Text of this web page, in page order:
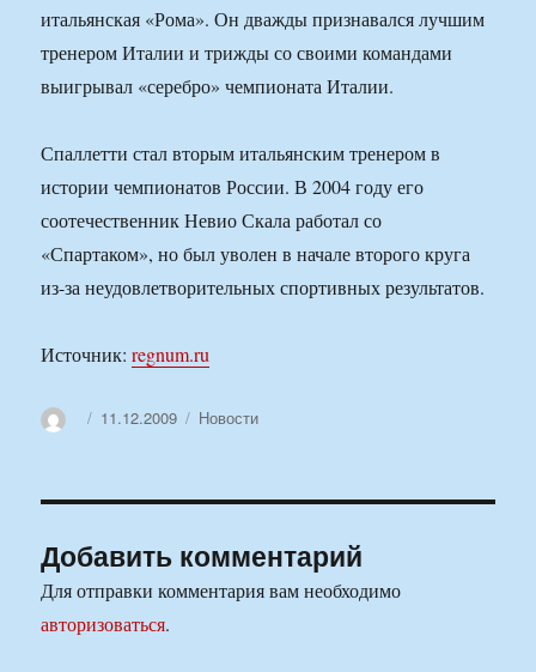
итальянская «Рома». Он дважды признавался лучшим
тренером Италии и трижды со своими командами
выигрывал «серебро» чемпионата Италии.
Спаллетти стал вторым итальянским тренером в
истории чемпионатов России. В 2004 году его
соотечественник Невио Скала работал со
«Спартаком», но был уволен в начале второго круга
из-за неудовлетворительных спортивных результатов.
Источник:regnum.ru
АвторОпубликовано
11.12.2009 Рубрики
Новости
Добавить комментарий
Для отправки комментария вам необходимо
авторизоваться.